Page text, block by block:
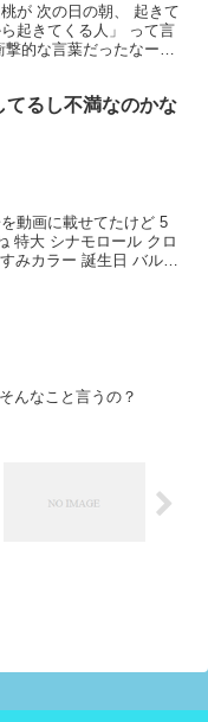
が 次の日の朝、 起きて
起きてくる人」 って言
的な言葉だったなー
てるし不満なのかな
動画に載せてたけど 5
特大 シナモロール クロ
みカラー 誕生日 バルー
んなこと言うの？